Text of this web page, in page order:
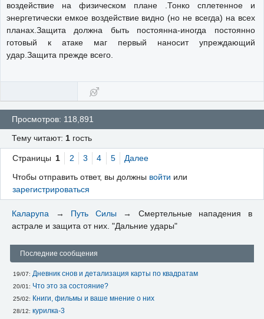
воздействие на физическом плане .Тонко сплетенное и
энергетически емкое воздействие видно (но не всегда) на всех
планах.Защита должна быть постоянна-иногда постоянно
готовый к атаке маг первый наносит упреждающий
удар.Защита прежде всего.
Просмотров: 118,891
Тему читают: 1 гость
Страницы 1 2 3 4 5 Далее
Чтобы отправить ответ, вы должны войти или
зарегистрироваться
Каларупа → Путь Силы → Смертельные нападения в
астрале и защита от них. "Дальние удары"
Последние сообщения
19/07: Дневник снов и детализация карты по квадратам
20/01: Что это за состояние?
25/02: Книги, фильмы и ваше мнение о них
28/12: курилка-3